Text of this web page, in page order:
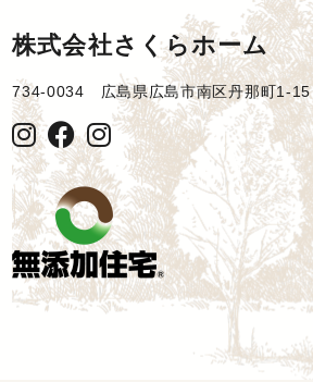
株式会社さくらホーム
734-0034 広島県広島市南区丹那町1-15